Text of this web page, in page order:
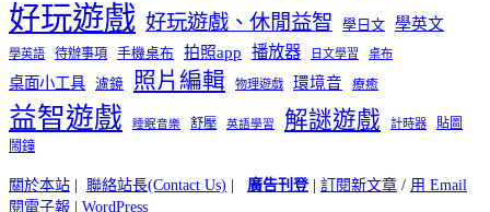
好玩遊戲 好玩遊戲、休閒益智 學日文 學英文
學英語 待辦事項 手機桌布 拍照app 播放器 日文學習 桌布
桌面小工具 濾鏡 照片編輯 物理遊戲 環境音 療癒
益智遊戲 睡眠音樂 舒壓 英語學習 解謎遊戲 計時器
貼圖
鬧鐘
關於本站 聯絡站長(Contact Us) 廣告刊登| 訂閱新文章 / 用 Email
閱電子報
WordPress